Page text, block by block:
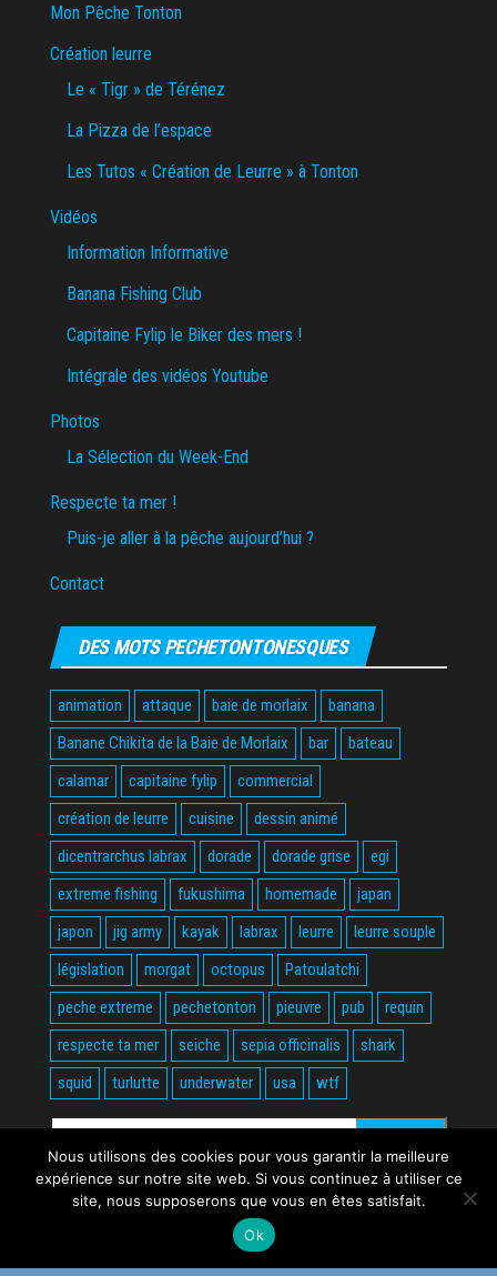
Mon Pêche Tonton
Création leurre
Le « Tigr » de Térénez
La Pizza de l’espace
Les Tutos « Création de Leurre » à Tonton
Vidéos
Information Informative
Banana Fishing Club
Capitaine Fylip le Biker des mers !
Intégrale des vidéos Youtube
Photos
La Sélection du Week-End
Respecte ta mer !
Puis-je aller à la pêche aujourd’hui ?
Contact
DES MOTS PECHETONTONESQUES
animation attaque baie de morlaix
banana
Banane Chikita de la Baie de Morlaix
bar
bateau
calamar
capitaine fylip
commercial
création de leurre
cuisine
dessin animé
dicentrarchus labrax
dorade dorade grise
egi
extreme fishing
fukushima homemade
japan
japon
jig army kayak labrax leurre
leurre souple
législation
morgat octopus
Patoulatchi
peche extreme
pechetonton pieuvre pub
requin
respecte ta mer
seiche sepia officinalis
shark
squid
turlutte underwater usa wtf
Rechercher :
WordPress
Nous utilisons des cookies pour vous garantir la meilleure
expérience sur notre site web. Si vous continuez à utiliser ce
site, nous supposerons que vous en êtes satisfait.
Ok